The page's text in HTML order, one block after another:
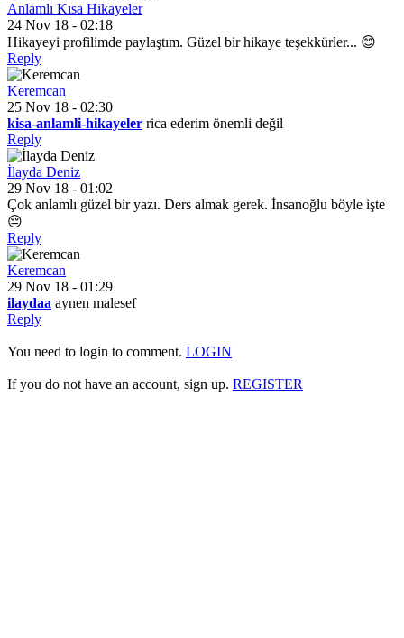
Anlamlı Kısa Hikayeler
24 Nov 18 - 02:18
Hikayeyi profilimde paylaştım. Güzel bir hikaye teşekkürler... 😊
Reply
Keremcan
25 Nov 18 - 02:30
kisa-anlamli-hikayeler rica ederim önemli değil
Reply
İlayda Deniz
29 Nov 18 - 01:02
Çok anlamlı güzel bir yazı. Ders almak gerek. İnsanoğlu böyle işte
😔
Reply
Keremcan
29 Nov 18 - 01:29
ilaydaa aynen malesef
Reply
You need to login to comment. LOGIN
If you do not have an account, sign up. REGISTER